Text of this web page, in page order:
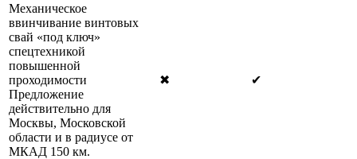
Механическое
ввинчивание винтовых
свай «под ключ»
спецтехникой
повышенной
проходимости
Предложение
действительно для
Москвы, Московской
области и в радиусе от
МКАД 150 км.
✖ ✔